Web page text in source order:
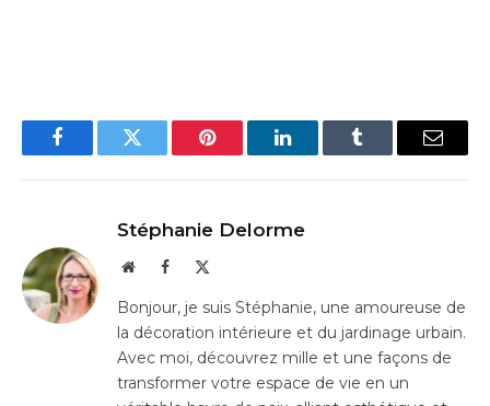
FacebookTwitter Pinterest LinkedInTumblr Email
Stéphanie Delorme
WebsiteFacebook
Bonjour, je suis Stéphanie, une amoureuse de
la décoration intérieure et du jardinage urbain.
Avec moi, découvrez mille et une façons de
transformer votre espace de vie en un